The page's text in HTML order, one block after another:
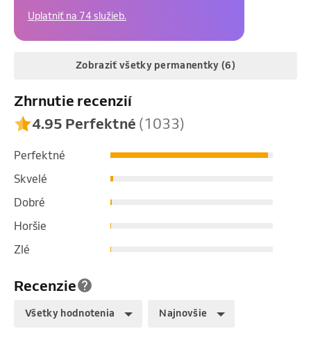
Uplatniť na 74 služieb.
Zobraziť všetky permanentky (6)
5 vstupů
Spirální stabilizace - 5
6 000 CZK
10 vstupů
Manuální
lymfodrenáž 10 x
110 minut
Recenzie
Všetky hodnotenia Najnovšie
Zhrnutie recenzií
4.95 Perfektné (1033)
Perfektné
Skvelé
Dobré
Horšie
Zlé